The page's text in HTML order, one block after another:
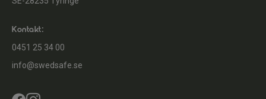
Kontakt:
0451 25 34 00
info@swedsafe.se